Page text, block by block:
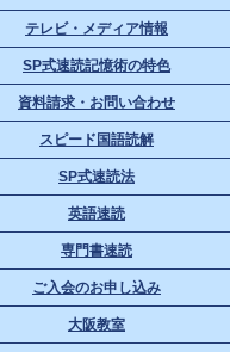
テレビ・メディア情報
SP式速読記憶術の特色
資料請求・お問い合わせ
スピード国語読解
SP式速読法
英語速読
専門書速読
ご入会のお申し込み
大阪教室